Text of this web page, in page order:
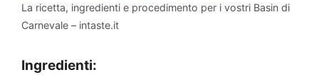
La ricetta, ingredienti e procedimento per i vostri Basin di
Carnevale – intaste.it
Ingredienti: